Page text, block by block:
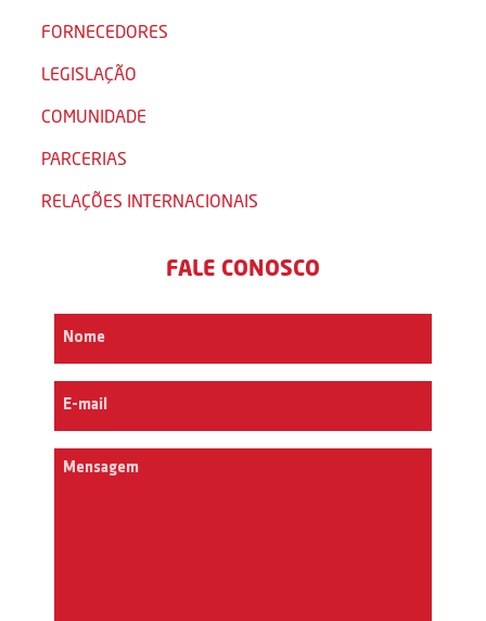
FORNECEDORES
LEGISLAÇÃO
COMUNIDADE
PARCERIAS
RELAÇÕES INTERNACIONAIS
FALE CONOSCO